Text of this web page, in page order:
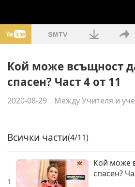
Кой може всъщност
спасен? Част 4 от 11
2020-08-29 Между Учителя и
Всички части(4/11)
1
Кой може
спасен?